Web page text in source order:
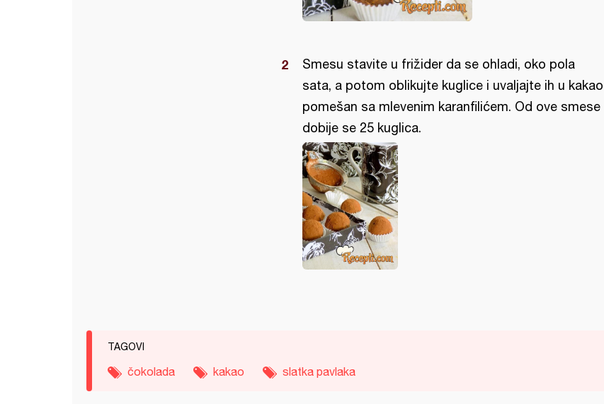
Smesu stavite u frižider da se ohladi, oko pola
sata, a potom oblikujte kuglice i uvaljajte ih u kakao
pomešan sa mlevenim karanfilićem. Od ove smese
dobije se 25 kuglica.
TAGOVI
čokolada kakao slatka pavlaka